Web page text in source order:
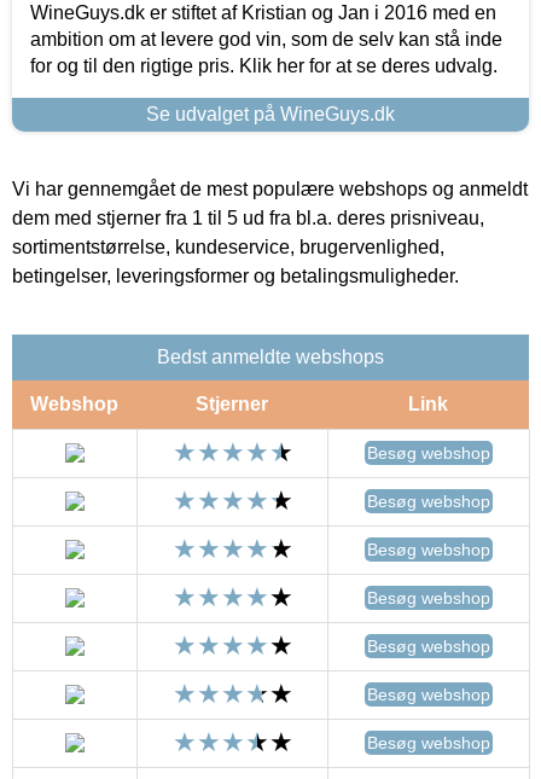
WineGuys.dk er stiftet af Kristian og Jan i 2016 med en
ambition om at levere god vin, som de selv kan stå inde
for og til den rigtige pris. Klik her for at se deres udvalg.
Se udvalget på WineGuys.dk
Vi har gennemgået de mest populære webshops og anmeldt
dem med stjerner fra 1 til 5 ud fra bl.a. deres prisniveau,
sortimentstørrelse, kundeservice, brugervenlighed,
betingelser, leveringsformer og betalingsmuligheder.
Bedst anmeldte webshops
Webshop Stjerner Link
Besøg webshop
Besøg webshop
Besøg webshop
Besøg webshop
Besøg webshop
Besøg webshop
Besøg webshop